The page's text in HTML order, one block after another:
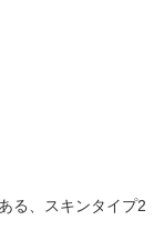
、スキンタイプ2